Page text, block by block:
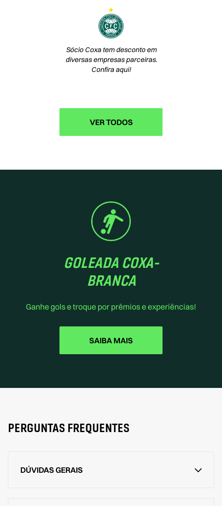
Sócio Coxa tem desconto em
diversas empresas parceiras.
Confira aqui!
VER TODOS
GOLEADA COXA-
BRANCA
Ganhe gols e troque por prêmios e experiências!
SAIBA MAIS
PERGUNTAS FREQUENTES
DÚVIDAS GERAIS